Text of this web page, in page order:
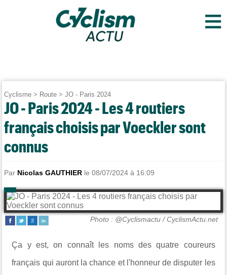
≡
Cyclisme > Route >JO - Paris 2024
JO - Paris 2024 - Les 4 routiers
français choisis par Voeckler sont
connus
Par Nicolas GAUTHIER le 08/07/2024 à 16:09
Photo : @Cyclismactu / CyclismActu.net
Ça y est, on connaît les noms des quatre coureurs
français qui auront la chance et l'honneur de disputer les